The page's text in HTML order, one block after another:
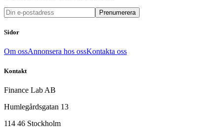
Prenumerera
Sidor
Om ossAnnonsera hos ossKontakta oss
Kontakt
Finance Lab AB
Humlegårdsgatan 13
114 46 Stockholm